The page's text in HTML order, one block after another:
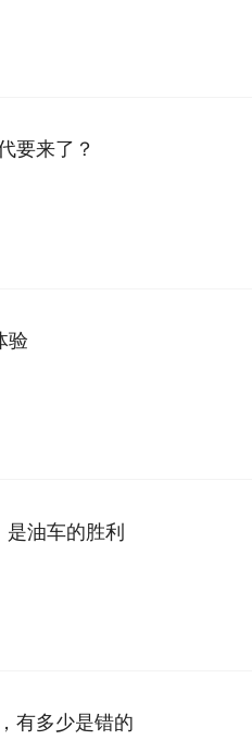
要来了？
验
油车的胜利
有多少是错的